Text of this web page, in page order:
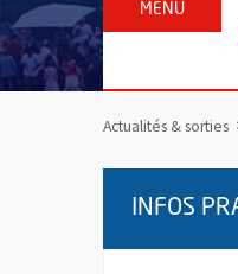
MENU
Actualités & sorties
INFOS